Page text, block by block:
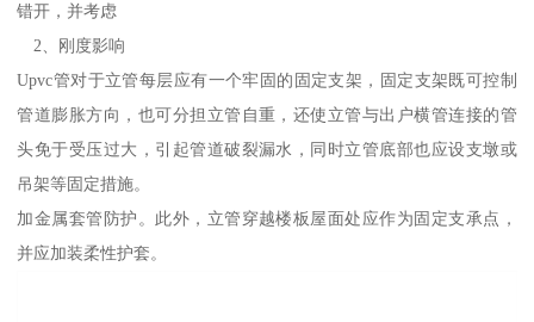
错开，并考虑
2、刚度影响
Upvc管对于立管每层应有一个牢固的固定支架，固定支架既可控制
管道膨胀方向，也可分担立管自重，还使立管与出户横管连接的管
头免于受压过大，引起管道破裂漏水，同时立管底部也应设支墩或
吊架等固定措施。
加金属套管防护。此外，立管穿越楼板屋面处应作为固定支承点，
并应加装柔性护套。